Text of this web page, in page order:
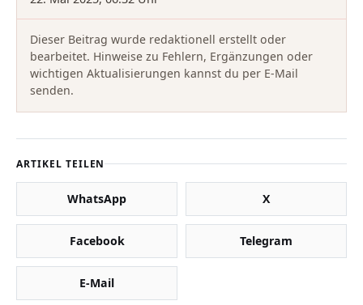
Dieser Beitrag wurde redaktionell erstellt oder
bearbeitet. Hinweise zu Fehlern, Ergänzungen oder
wichtigen Aktualisierungen kannst du per E-Mail
senden.
ARTIKEL TEILEN
WhatsApp X
Facebook Telegram
E-Mail